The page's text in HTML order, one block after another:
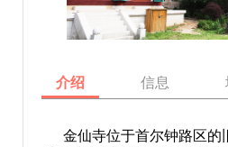
介绍 信息
金仙寺位于首尔钟路区的